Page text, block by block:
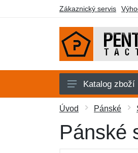
Zákaznický servis
Pánské
Dámské
Katalog zboží
Úvod Pánské
Pánské